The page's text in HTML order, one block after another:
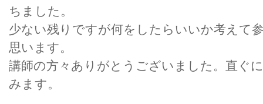
ちました。
少ない残りですが何をしたらいいか考えて
思います。
講師の方々ありがとうございました。直ぐ
みます。